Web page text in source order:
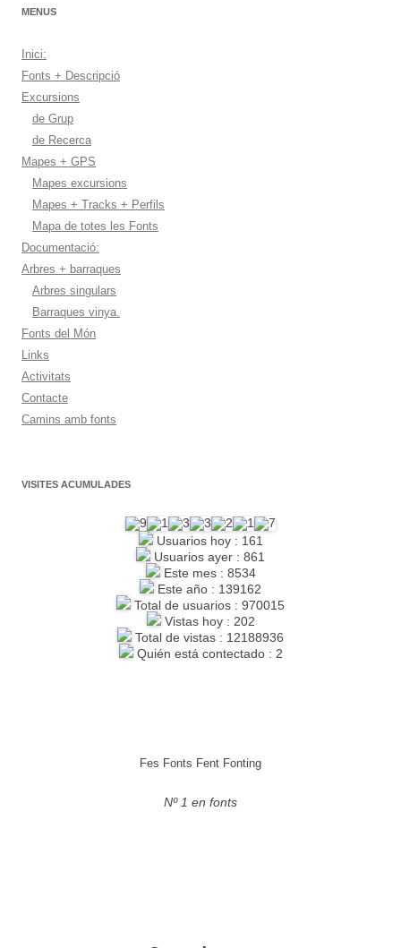
MENUS
Inici:
Fonts + Descripció
Excursions
de Grup
de Recerca
Mapes + GPS
Mapes excursions
Mapes + Tracks + Perfils
Mapa de totes les Fonts
Documentació:
Arbres + barraques
Arbres singulars
Barraques vinya.
Fonts del Món
Links
Activitats
Contacte
Camins amb fonts
VISITES ACUMULADES
Usuarios hoy : 161
Usuarios ayer : 861
Este mes : 8534
Este año : 139162
Total de usuarios : 970015
Vistas hoy : 202
Total de vistas : 12188936
Quién está contectado : 2
Fes Fonts Fent Fonting
Nº 1 en fonts